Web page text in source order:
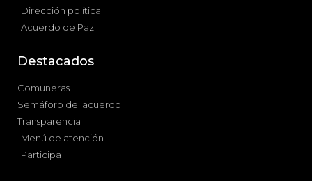
Dirección política
Acuerdo de Paz
Destacados
Comuneras
Semáforo del acuerdo
Transparencia
Menú de atención
Participa